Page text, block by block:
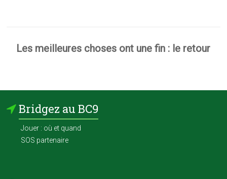
Les meilleures choses ont une fin : le retour
Bridgez au BC9
Jouer : où et quand
SOS partenaire